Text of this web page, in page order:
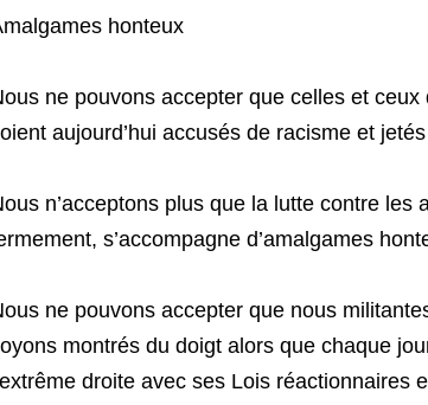
honteux
ne pouvons accepter que celles et
aujourd’hui accusés de racisme et
n’acceptons plus que la lutte contre
s’accompagne d’amalgames
ne pouvons accepter que nous
montrés du doigt alors que chaque
droite avec ses Lois réactionnaires